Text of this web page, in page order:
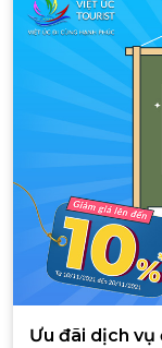
Ưu đãi dịch vụ